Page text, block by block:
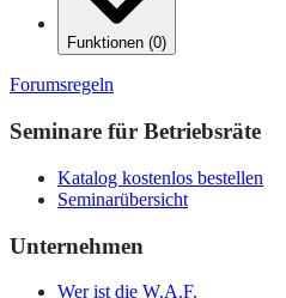
Funktionen (0)
Forumsregeln
Seminare für Betriebsräte
Katalog kostenlos bestellen
Seminarübersicht
Unternehmen
Wer ist die W.A.F.